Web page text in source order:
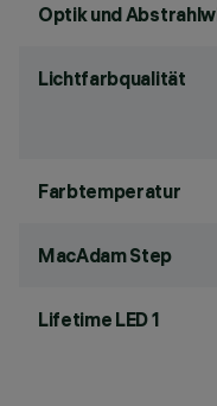
Optik und
Lichtfarbqualität
Farbtemperatur
MacAdam Step
Lifetime LED 1